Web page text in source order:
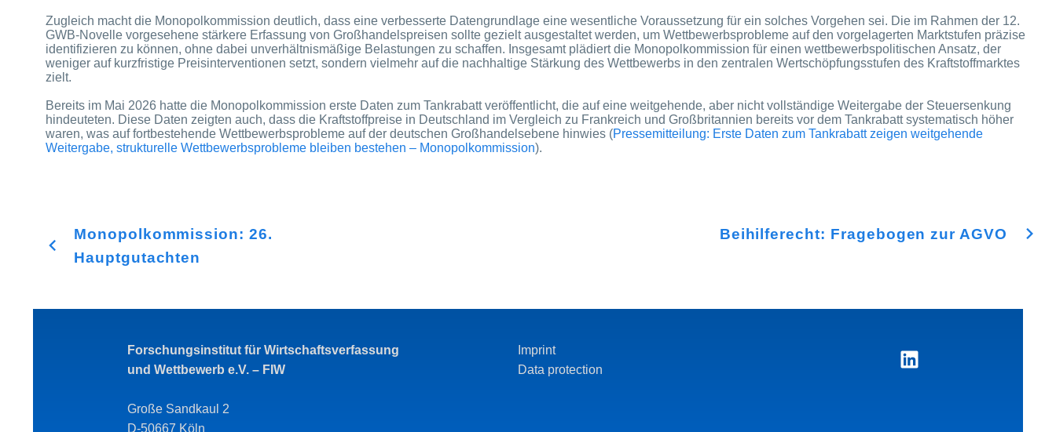
Zugleich macht die Monopolkommission deutlich, dass eine verbesserte Datengrundlage eine wesentliche Voraussetzung für ein solches Vorgehen sei. Die im Rahmen der 12.
GWB-Novelle vorgesehene stärkere Erfassung von Großhandelspreisen sollte gezielt ausgestaltet werden, um Wettbewerbsprobleme auf den vorgelagerten Marktstufen präzise
identifizieren zu können, ohne dabei unverhältnismäßige Belastungen zu schaffen. Insgesamt plädiert die Monopolkommission für einen wettbewerbspolitischen Ansatz, der
weniger auf kurzfristige Preisinterventionen setzt, sondern vielmehr auf die nachhaltige Stärkung des Wettbewerbs in den zentralen Wertschöpfungsstufen des Kraftstoffmarktes
zielt.
Bereits im Mai 2026 hatte die Monopolkommission erste Daten zum Tankrabatt veröffentlicht, die auf eine weitgehende, aber nicht vollständige Weitergabe der Steuersenkung
hindeuteten. Diese Daten zeigten auch, dass die Kraftstoffpreise in Deutschland im Vergleich zu Frankreich und Großbritannien bereits vor dem Tankrabatt systematisch höher
waren, was auf fortbestehende Wettbewerbsprobleme auf der deutschen Großhandelsebene hinwies (Pressemitteilung: Erste Daten zum Tankrabatt zeigen weitgehende
Weitergabe, strukturelle Wettbewerbsprobleme bleiben bestehen – Monopolkommission).
Monopolkommission: 26.
Hauptgutachten
Beihilferecht: Fragebogen zur AGVO
Forschungsinstitut für Wirtschaftsverfassung
und Wettbewerb e.V. – FIW
Große Sandkaul 2
D-50667 Köln
Imprint
Data protection